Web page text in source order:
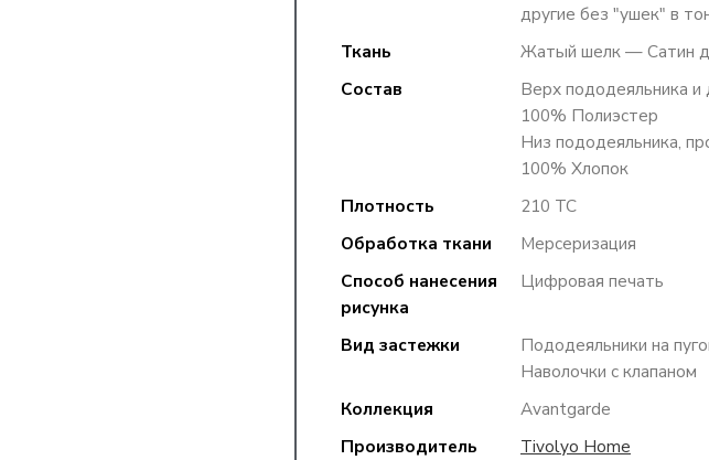
другие без "ушек" в
Ткань
Жатый шелк — Сатин
Состав
Верх пододеяльника и
100% Полиэстер
Низ пододеяльника,
100% Хлопок
Плотность
210 TC
Обработка ткани
Мерсеризация
Способ нанесения
рисунка
Цифровая печать
Вид застежки
Пододеяльники на
Наволочки с клапаном
Коллекция
Avantgarde
Производитель
Tivolyo Home